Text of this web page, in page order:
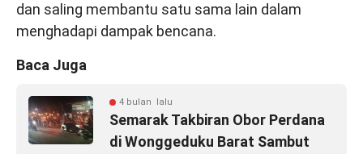
dan saling membantu satu sama lain dalam
menghadapi dampak bencana.
Baca Juga
4 bulan lalu
Semarak Takbiran Obor Perdana
di Wonggeduku Barat Sambut